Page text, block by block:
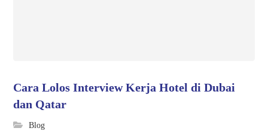
Cara Lolos Interview Kerja Hotel di Dubai
dan Qatar
Blog